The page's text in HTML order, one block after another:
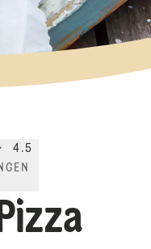
rating 4.5. Click to rate.
4.5